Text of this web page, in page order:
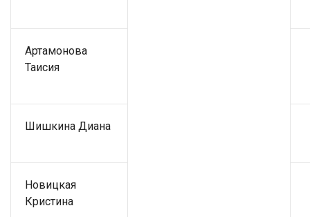
Артамонова
Таисия
Шишкина Диана
Новицкая
Кристина